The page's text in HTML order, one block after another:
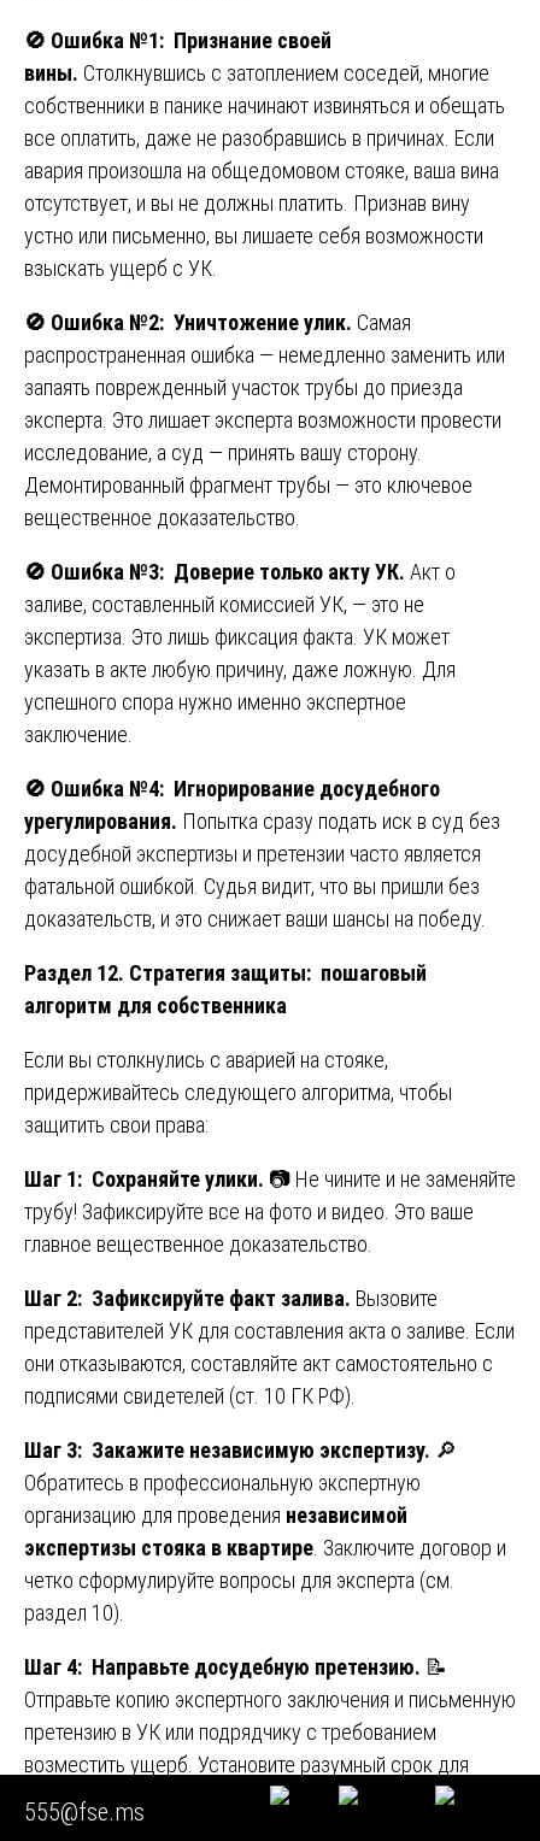
🚫 Ошибка №1: Признание своей
вины. Столкнувшись с затоплением соседей, многие
собственники в панике начинают извиняться и обещать
все оплатить, даже не разобравшись в причинах. Если
авария произошла на общедомовом стояке, ваша вина
отсутствует, и вы не должны платить. Признав вину
устно или письменно, вы лишаете себя возможности
взыскать ущерб с УК.
🚫 Ошибка №2: Уничтожение улик. Самая
распространенная ошибка — немедленно заменить или
запаять поврежденный участок трубы до приезда
эксперта. Это лишает эксперта возможности провести
исследование, а суд — принять вашу сторону.
Демонтированный фрагмент трубы — это ключевое
вещественное доказательство.
🚫 Ошибка №3: Доверие только акту УК. Акт о
заливе, составленный комиссией УК, — это не
экспертиза. Это лишь фиксация факта. УК может
указать в акте любую причину, даже ложную. Для
успешного спора нужно именно экспертное
заключение.
🚫 Ошибка №4: Игнорирование досудебного
урегулирования. Попытка сразу подать иск в суд без
досудебной экспертизы и претензии часто является
фатальной ошибкой. Судья видит, что вы пришли без
доказательств, и это снижает ваши шансы на победу.
Раздел 12. Стратегия защиты: пошаговый
алгоритм для собственника
Если вы столкнулись с аварией на стояке,
придерживайтесь следующего алгоритма, чтобы
защитить свои права:
Шаг 1: Сохраняйте улики. 📷 Не чините и не заменяйте
трубу! Зафиксируйте все на фото и видео. Это ваше
главное вещественное доказательство.
Шаг 2: Зафиксируйте факт залива. Вызовите
представителей УК для составления акта о заливе. Если
они отказываются, составляйте акт самостоятельно с
подписями свидетелей (ст. 10 ГК РФ).
Шаг 3: Закажите независимую экспертизу. 🔎
Обратитесь в профессиональную экспертную
организацию для проведения независимой
экспертизы стояка в квартире . Заключите договор и
четко сформулируйте вопросы для эксперта (см.
раздел 10).
Шаг 4: Направьте досудебную претензию. 📝
Отправьте копию экспертного заключения и письменную
претензию в УК или подрядчику с требованием
возместить ущерб. Установите разумный срок для
ответа.
555@fse.ms